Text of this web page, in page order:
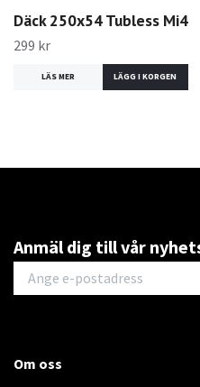
Däck 250x54 Tubless Mi4
299 kr
LÄS MER
Anmäl dig till vår
Om oss